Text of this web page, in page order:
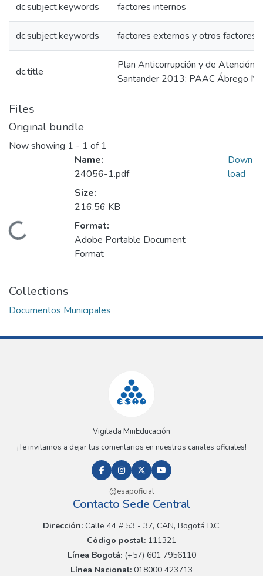
dc.subject.keywords factores internos
dc.subject.keywords factores externos y otros factores
dc.title
Plan Anticorrupción y de Atención
Santander 2013: PAAC Ábrego
Files
Original bundle
Now showing 1 - 1 of 1
Loading...
Name:
24056-1.pdf
Size:
216.56 KB
Format:
Adobe Portable Document
Format
Down
load
Collections
Documentos Municipales
Vigilada MinEducación
¡Te invitamos a dejar tus comentarios en nuestros canales oficiales!
@esapoficial
Contacto Sede Central
Dirección:Calle 44 # 53 - 37, CAN, Bogotá D.C.
Código postal: 111321
Línea Bogotá:(+57) 601 7956110
Línea Nacional: 018000 423713